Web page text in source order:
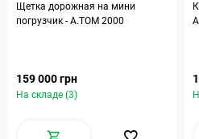
Щетка дорожная на мини
погрузчик - A.TOM 2000
159 000 грн
На складе (3)